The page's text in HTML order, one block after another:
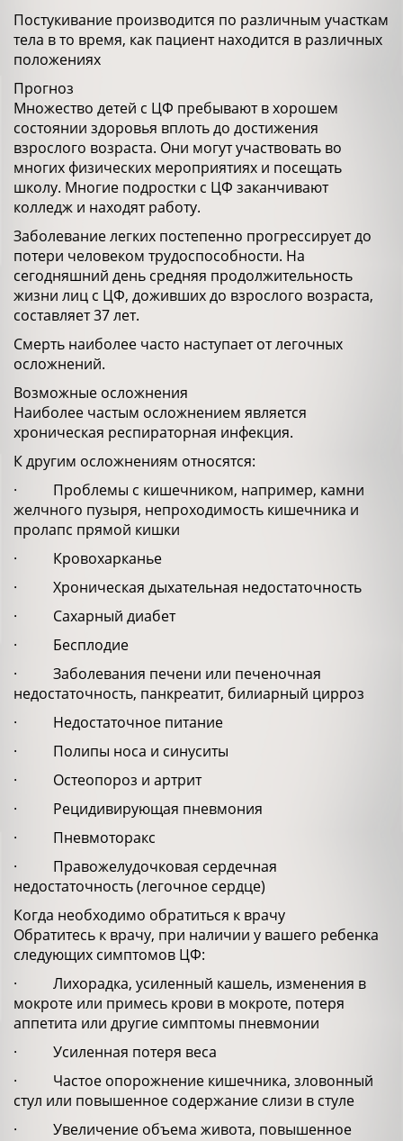
Постукивание производится по различным участкам
тела в то время, как пациент находится в различных
положениях
Прогноз
Множество детей с ЦФ пребывают в хорошем
состоянии здоровья вплоть до достижения
взрослого возраста. Они могут участвовать во
многих физических мероприятиях и посещать
школу. Многие подростки с ЦФ заканчивают
колледж и находят работу.
Заболевание легких постепенно прогрессирует до
потери человеком трудоспособности. На
сегодняшний день средняя продолжительность
жизни лиц с ЦФ, доживших до взрослого возраста,
составляет 37 лет.
Смерть наиболее часто наступает от легочных
осложнений.
Возможные осложнения
Наиболее частым осложнением является
хроническая респираторная инфекция.
К другим осложнениям относятся:
· Проблемы с кишечником, например, камни
желчного пузыря, непроходимость кишечника и
пролапс прямой кишки
· Кровохарканье
· Хроническая дыхательная недостаточность
· Сахарный диабет
· Бесплодие
· Заболевания печени или печеночная
недостаточность, панкреатит, билиарный цирроз
· Недостаточное питание
· Полипы носа и синуситы
· Остеопороз и артрит
· Рецидивирующая пневмония
· Пневмоторакс
· Правожелудочковая сердечная
недостаточность (легочное сердце)
Когда необходимо обратиться к врачу
Обратитесь к врачу, при наличии у вашего ребенка
следующих симптомов ЦФ:
· Лихорадка, усиленный кашель, изменения в
мокроте или примесь крови в мокроте, потеря
аппетита или другие симптомы пневмонии
· Усиленная потеря веса
· Частое опорожнение кишечника, зловонный
стул или повышенное содержание слизи в стуле
· Увеличение объема живота, повышенное